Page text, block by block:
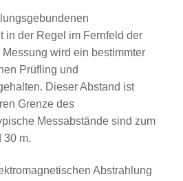
in der Regel im Fernfeld der
wird ein bestimmter
Prüfling und
Dieser Abstand ist
Grenze des
Messabstände sind zum
30 m.
Abstrahlung